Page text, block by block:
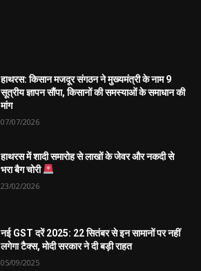
हाथरस: किसान मजदूर संगठन ने मुख्यमंत्री के नाम 9
सूत्रीय ज्ञापन सौंपा, किसानों की समस्याओं के समाधान की
मांग
07/07/2026
हाथरस में शादी समारोह से लाखों के जेवर और नकदी से
भरा बैग चोरी
23/02/2026
नई GST दरें 2025: 22 सितंबर से इन सामानों पर नहीं
लगेगा टैक्स, मोदी सरकार ने दी बड़ी राहत
05/09/2025